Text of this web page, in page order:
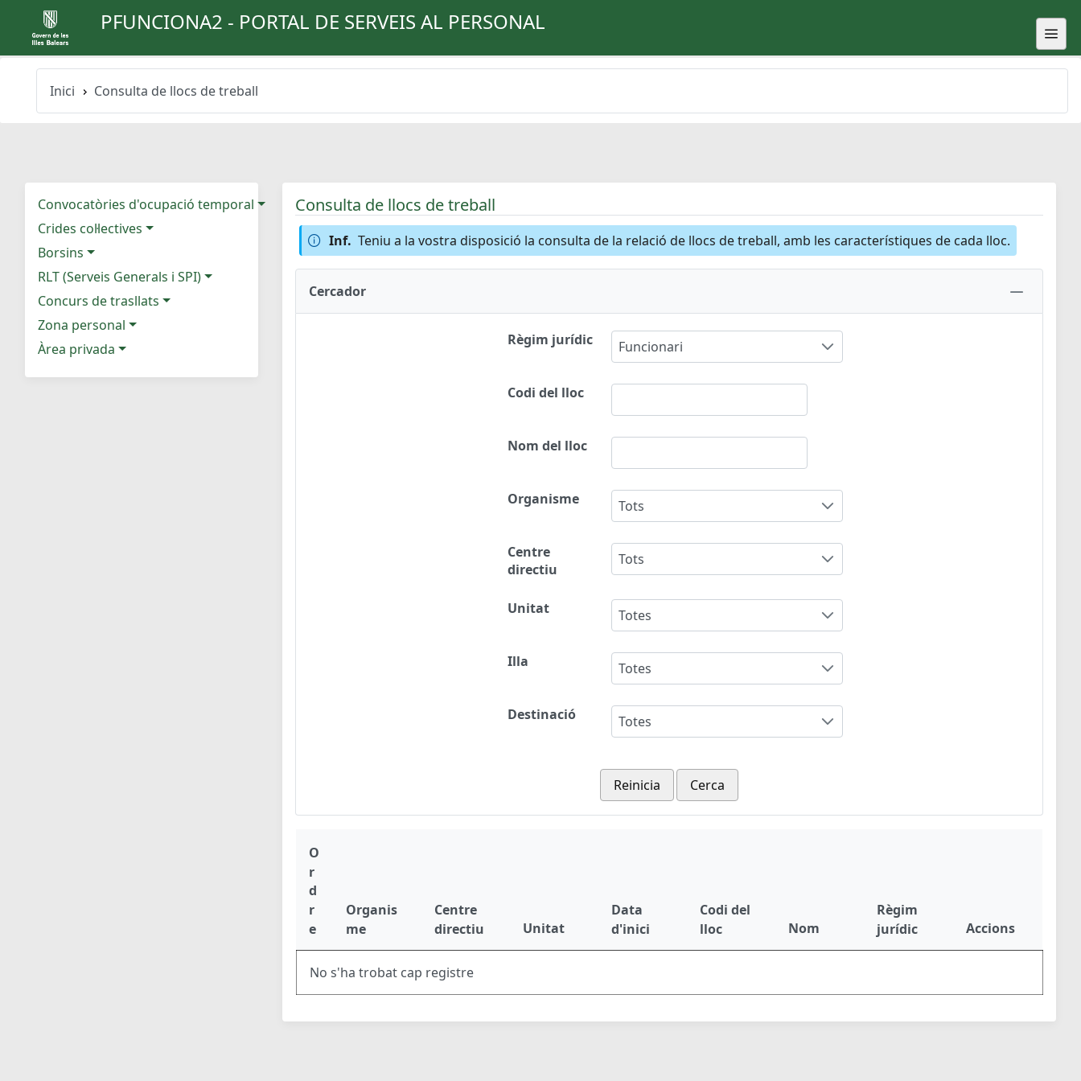
PFUNCIONA2 - PORTAL DE SERVEIS AL PERSONAL
Inici Consulta de llocs de treball
Convocatòries d'ocupació temporal
Crides col·lectives
Borsins
RLT (Serveis Generals i SPI)
Concurs de trasllats
Zona personal
Àrea privada
Consulta de llocs de treball
Inf. Teniu a la vostra disposició la consulta de la relació de llocs de treball, amb les característiques de cada lloc.
Cercador
Règim jurídic Funcionari
Codi del lloc
Nom del lloc
Organisme Tots
Centre
directiu
Tots
Unitat Totes
Illa Totes
Destinació Totes
Reinicia Cerca
O
r
d
r
e
Organis
me
Centre
directiu
Unitat
Data
d'inici
Codi del
lloc
Nom
Règim
jurídic
Accions
No s'ha trobat cap registre